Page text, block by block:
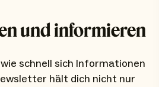
und informieren
schnell sich Informationen
hält dich nicht nur